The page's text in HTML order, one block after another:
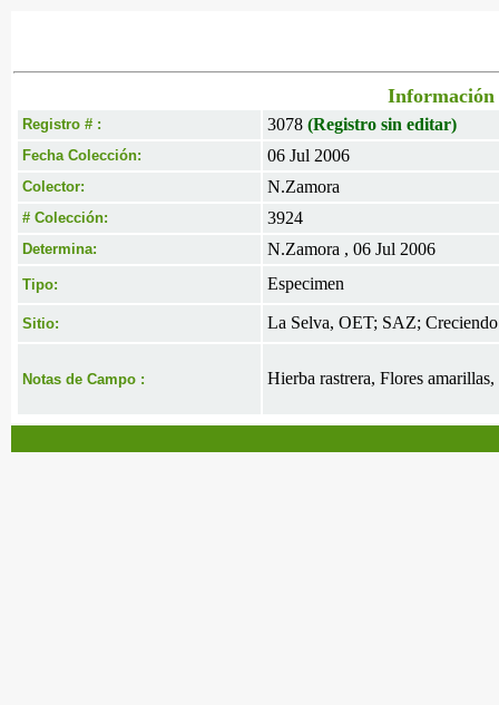
Información
Registro # : 3078 (Registro sin editar)
Fecha Colección: 06 Jul 2006
Colector: N.Zamora
# Colección: 3924
Determina: N.Zamora , 06 Jul 2006
Tipo: Especimen
Sitio: La Selva, OET; SAZ; Creciendo
Notas de Campo : Hierba rastrera, Flores